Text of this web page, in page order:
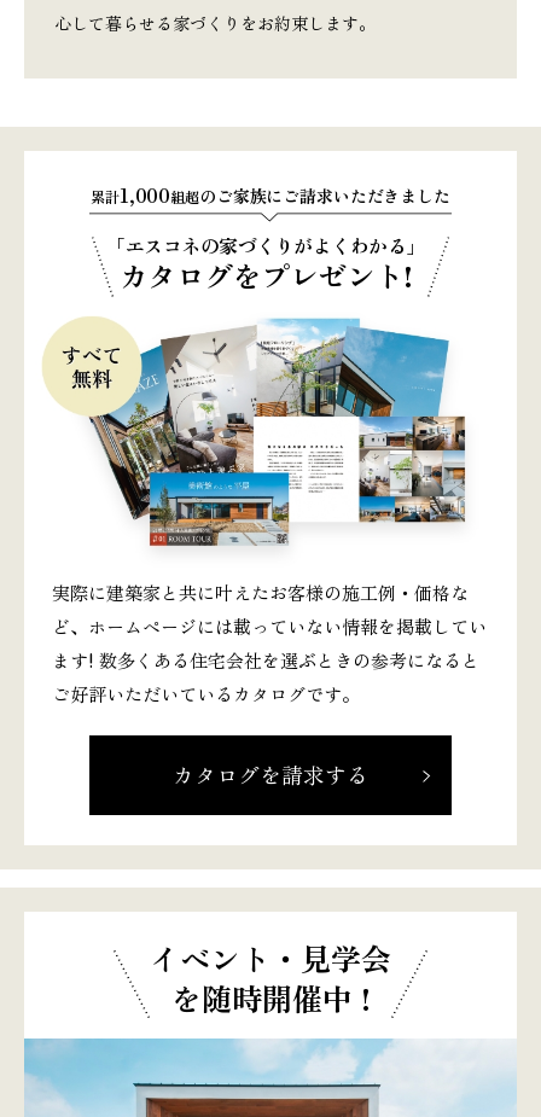
心して暮らせる家づくりをお約束します。
累計1,000組超のご家族にご請求いただきました
「エスコネの家づくりがよくわかる」
カタログをプレゼント!
実際に建築家と共に叶えたお客様の施工例・価格な
ど、ホームページには載っていない情報を掲載してい
ます! 数多くある住宅会社を選ぶときの参考になると
ご好評いただいているカタログです。
カタログを請求する
イベント・見学会
を随時開催中 !